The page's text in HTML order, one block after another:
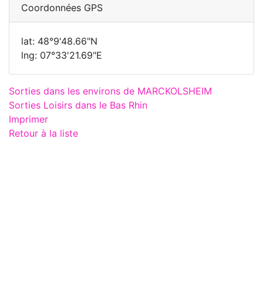
Coordonnées GPS
lat: 48°9'48.66"N
lng: 07°33'21.69"E
Sorties dans les environs de MARCKOLSHEIM
Sorties Loisirs dans le Bas Rhin
Imprimer
Retour à la liste